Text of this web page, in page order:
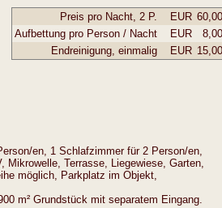
Preis pro Nacht, 2 P. EUR 60,00
Aufbettung pro Person / Nacht
EUR
8,00
Endreinigung, einmalig
EUR 15,00
en, 1 Schlafzimmer für 2 Person/en,
Mikrowelle, Terrasse, Liegewiese, Garten,
möglich, Parkplatz im Objekt,
m² Grundstück mit separatem Eingang.